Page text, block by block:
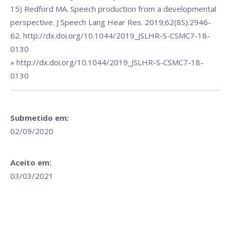
15) Redford MA. Speech production from a developmental
perspective. J Speech Lang Hear Res. 2019;62(8S):2946-
62. http://dx.doi.org/10.1044/2019_JSLHR-S-CSMC7-18-
0130
» http://dx.doi.org/10.1044/2019_JSLHR-S-CSMC7-18-
0130
Submetido em:
02/09/2020
Aceito em:
03/03/2021